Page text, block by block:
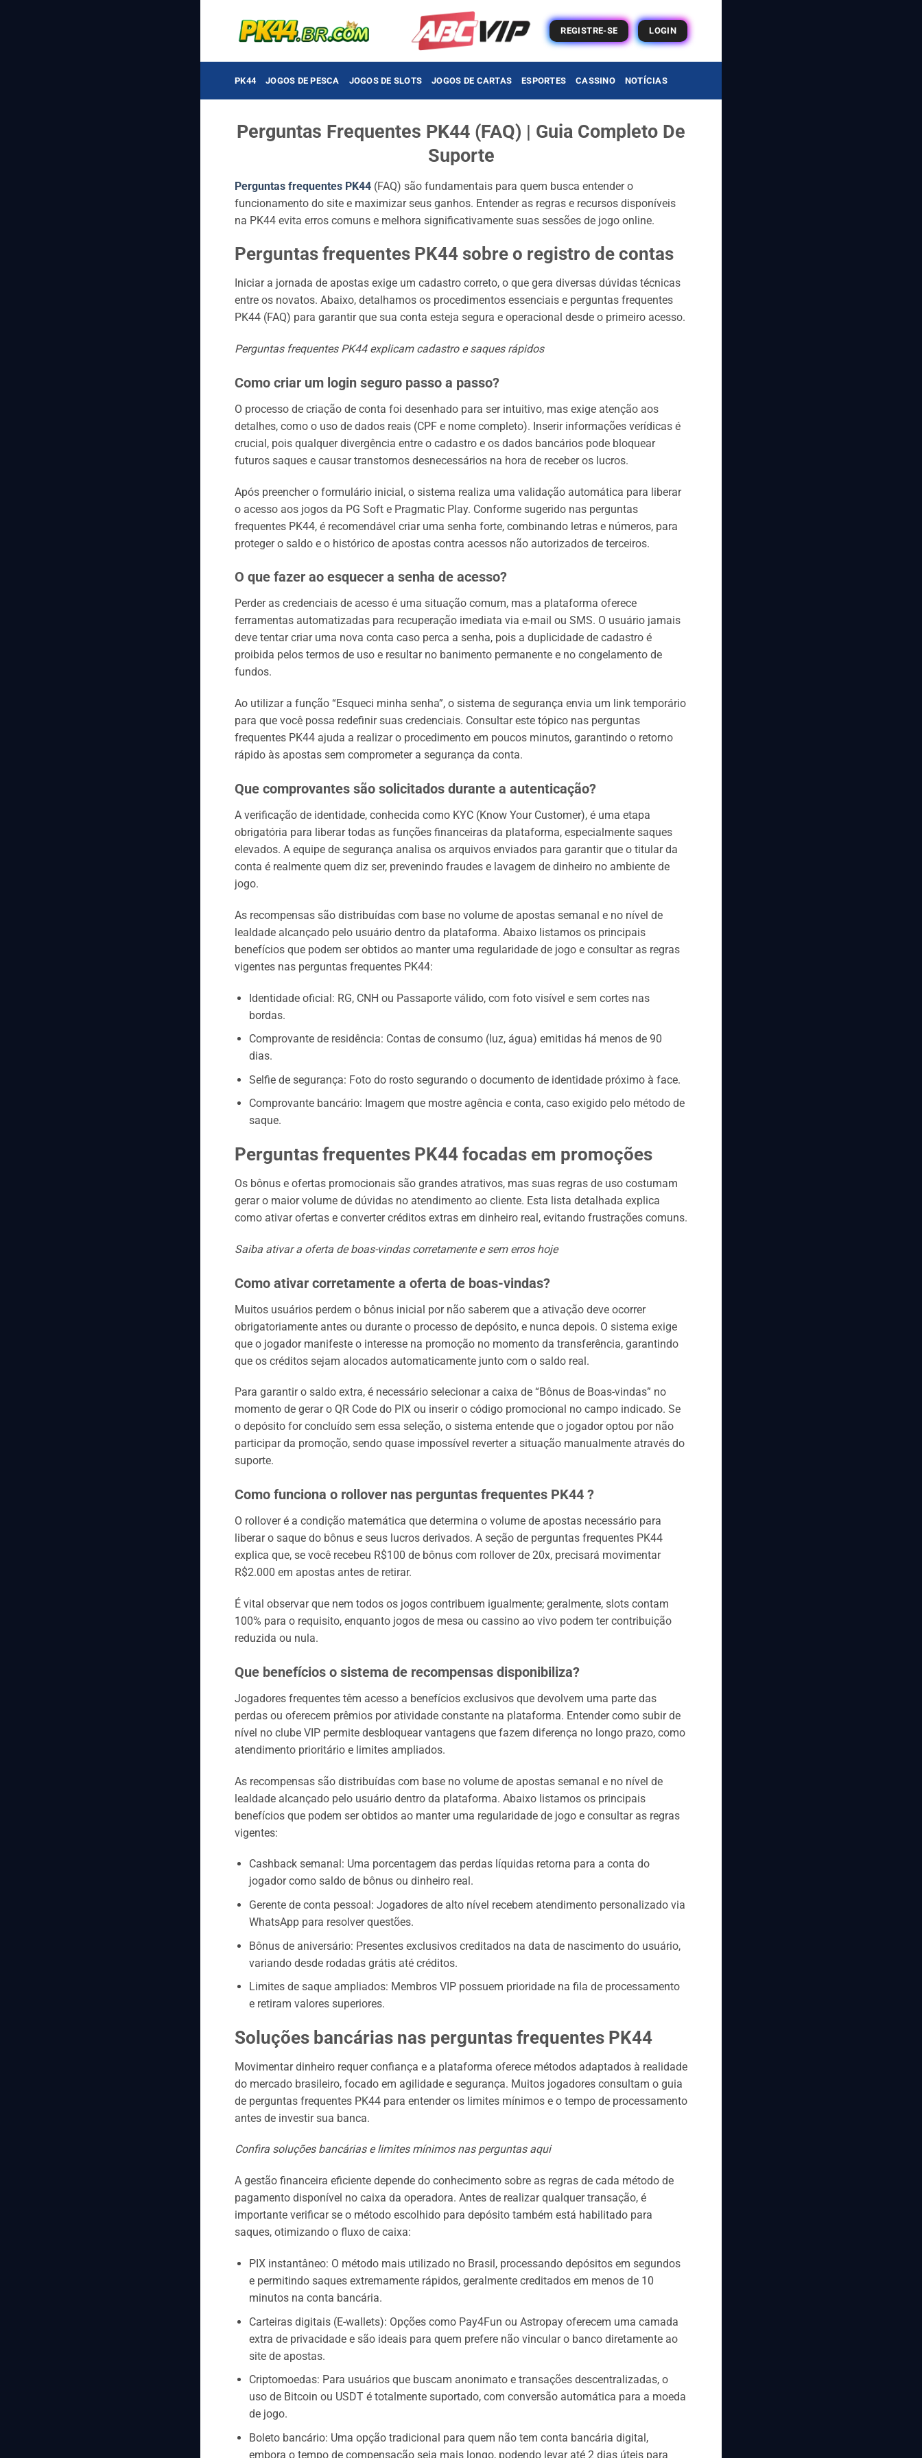
dung
REGISTRE-SE LOGIN
PK44 JOGOS DE PESCA JOGOS DE SLOTS JOGOS DE CARTAS ESPORTES CASSINO NOTÍCIAS
Perguntas Frequentes PK44 (FAQ) | Guia Completo De
Suporte
Perguntas frequentes PK44 (FAQ) são fundamentais para quem busca entender o
funcionamento do site e maximizar seus ganhos. Entender as regras e recursos disponíveis
na PK44 evita erros comuns e melhora significativamente suas sessões de jogo online.
Perguntas frequentes PK44 sobre o registro de contas
Iniciar a jornada de apostas exige um cadastro correto, o que gera diversas dúvidas técnicas
entre os novatos. Abaixo, detalhamos os procedimentos essenciais e perguntas frequentes
PK44 (FAQ) para garantir que sua conta esteja segura e operacional desde o primeiro acesso.
Perguntas frequentes PK44 explicam cadastro e saques rápidos
Como criar um login seguro passo a passo?
O processo de criação de conta foi desenhado para ser intuitivo, mas exige atenção aos
detalhes, como o uso de dados reais (CPF e nome completo). Inserir informações verídicas é
crucial, pois qualquer divergência entre o cadastro e os dados bancários pode bloquear
futuros saques e causar transtornos desnecessários na hora de receber os lucros.
Após preencher o formulário inicial, o sistema realiza uma validação automática para liberar
o acesso aos jogos da PG Soft e Pragmatic Play. Conforme sugerido nas perguntas
frequentes PK44, é recomendável criar uma senha forte, combinando letras e números, para
proteger o saldo e o histórico de apostas contra acessos não autorizados de terceiros.
O que fazer ao esquecer a senha de acesso?
Perder as credenciais de acesso é uma situação comum, mas a plataforma oferece
ferramentas automatizadas para recuperação imediata via e-mail ou SMS. O usuário jamais
deve tentar criar uma nova conta caso perca a senha, pois a duplicidade de cadastro é
proibida pelos termos de uso e resultar no banimento permanente e no congelamento de
fundos.
Ao utilizar a função “Esqueci minha senha”, o sistema de segurança envia um link temporário
para que você possa redefinir suas credenciais. Consultar este tópico nas perguntas
frequentes PK44 ajuda a realizar o procedimento em poucos minutos, garantindo o retorno
rápido às apostas sem comprometer a segurança da conta.
Que comprovantes são solicitados durante a autenticação?
A verificação de identidade, conhecida como KYC (Know Your Customer), é uma etapa
obrigatória para liberar todas as funções financeiras da plataforma, especialmente saques
elevados. A equipe de segurança analisa os arquivos enviados para garantir que o titular da
conta é realmente quem diz ser, prevenindo fraudes e lavagem de dinheiro no ambiente de
jogo.
As recompensas são distribuídas com base no volume de apostas semanal e no nível de
lealdade alcançado pelo usuário dentro da plataforma. Abaixo listamos os principais
benefícios que podem ser obtidos ao manter uma regularidade de jogo e consultar as regras
vigentes nas perguntas frequentes PK44:
Identidade oficial: RG, CNH ou Passaporte válido, com foto visível e sem cortes nas
bordas.
Comprovante de residência: Contas de consumo (luz, água) emitidas há menos de 90
dias.
Selfie de segurança: Foto do rosto segurando o documento de identidade próximo à face.
Comprovante bancário: Imagem que mostre agência e conta, caso exigido pelo método de
saque.
Perguntas frequentes PK44 focadas em promoções
Os bônus e ofertas promocionais são grandes atrativos, mas suas regras de uso costumam
gerar o maior volume de dúvidas no atendimento ao cliente. Esta lista detalhada explica
como ativar ofertas e converter créditos extras em dinheiro real, evitando frustrações comuns.
Saiba ativar a oferta de boas-vindas corretamente e sem erros hoje
Como ativar corretamente a oferta de boas-vindas?
Muitos usuários perdem o bônus inicial por não saberem que a ativação deve ocorrer
obrigatoriamente antes ou durante o processo de depósito, e nunca depois. O sistema exige
que o jogador manifeste o interesse na promoção no momento da transferência, garantindo
que os créditos sejam alocados automaticamente junto com o saldo real.
Para garantir o saldo extra, é necessário selecionar a caixa de “Bônus de Boas-vindas” no
momento de gerar o QR Code do PIX ou inserir o código promocional no campo indicado. Se
o depósito for concluído sem essa seleção, o sistema entende que o jogador optou por não
participar da promoção, sendo quase impossível reverter a situação manualmente através do
suporte.
Como funciona o rollover nas perguntas frequentes PK44 ?
O rollover é a condição matemática que determina o volume de apostas necessário para
liberar o saque do bônus e seus lucros derivados. A seção de perguntas frequentes PK44
explica que, se você recebeu R$100 de bônus com rollover de 20x, precisará movimentar
R$2.000 em apostas antes de retirar.
É vital observar que nem todos os jogos contribuem igualmente; geralmente, slots contam
100% para o requisito, enquanto jogos de mesa ou cassino ao vivo podem ter contribuição
reduzida ou nula.
Que benefícios o sistema de recompensas disponibiliza?
Jogadores frequentes têm acesso a benefícios exclusivos que devolvem uma parte das
perdas ou oferecem prêmios por atividade constante na plataforma. Entender como subir de
nível no clube VIP permite desbloquear vantagens que fazem diferença no longo prazo, como
atendimento prioritário e limites ampliados.
As recompensas são distribuídas com base no volume de apostas semanal e no nível de
lealdade alcançado pelo usuário dentro da plataforma. Abaixo listamos os principais
benefícios que podem ser obtidos ao manter uma regularidade de jogo e consultar as regras
vigentes:
Cashback semanal: Uma porcentagem das perdas líquidas retorna para a conta do
jogador como saldo de bônus ou dinheiro real.
Gerente de conta pessoal: Jogadores de alto nível recebem atendimento personalizado via
WhatsApp para resolver questões.
Bônus de aniversário: Presentes exclusivos creditados na data de nascimento do usuário,
variando desde rodadas grátis até créditos.
Limites de saque ampliados: Membros VIP possuem prioridade na fila de processamento
e retiram valores superiores.
Soluções bancárias nas perguntas frequentes PK44
Movimentar dinheiro requer confiança e a plataforma oferece métodos adaptados à realidade
do mercado brasileiro, focado em agilidade e segurança. Muitos jogadores consultam o guia
de perguntas frequentes PK44 para entender os limites mínimos e o tempo de processamento
antes de investir sua banca.
Confira soluções bancárias e limites mínimos nas perguntas aqui
A gestão financeira eficiente depende do conhecimento sobre as regras de cada método de
pagamento disponível no caixa da operadora. Antes de realizar qualquer transação, é
importante verificar se o método escolhido para depósito também está habilitado para
saques, otimizando o fluxo de caixa:
PIX instantâneo: O método mais utilizado no Brasil, processando depósitos em segundos
e permitindo saques extremamente rápidos, geralmente creditados em menos de 10
minutos na conta bancária.
Carteiras digitais (E-wallets): Opções como Pay4Fun ou Astropay oferecem uma camada
extra de privacidade e são ideais para quem prefere não vincular o banco diretamente ao
site de apostas.
Criptomoedas: Para usuários que buscam anonimato e transações descentralizadas, o
uso de Bitcoin ou USDT é totalmente suportado, com conversão automática para a moeda
de jogo.
Boleto bancário: Uma opção tradicional para quem não tem conta bancária digital,
embora o tempo de compensação seja mais longo, podendo levar até 2 dias úteis para